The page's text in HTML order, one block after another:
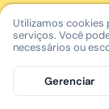
cada
As marcas
que aparecem
limitando à
Utilizamos cookies
serviços. Você
necessários ou
Gerenciar